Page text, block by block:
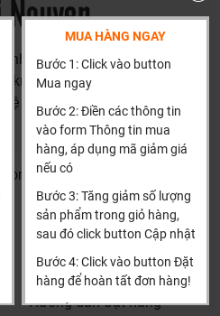
MUA HÀNG NGAY
Bước 1: Click vào button
Mua ngay
Bước 2: Điền các thông tin
vào form Thông tin mua
hàng, áp dụng mã giảm giá
nếu có
Bước 3: Tăng giảm số lượng
sản phẩm trong giỏ hàng,
sau đó click button Cập nhật
Bước 4: Click vào button Đặt
hàng để hoàn tất đơn hàng!
Xin cảm ơn khách hàng!!!
Di Trạch, Hoài Đức, Hà Nội
km)
hotline để được hướng dẫn
Thông tin thêm
Hướng dẫn mua hàng
Hướng dẫn đặt hàng